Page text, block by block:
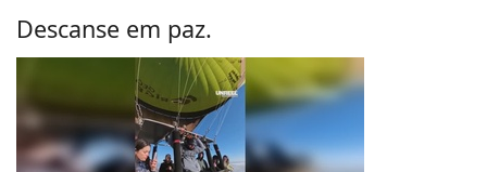
Descanse em paz.